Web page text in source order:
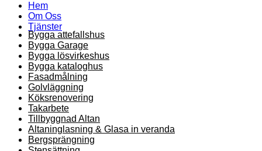
Hem
Om Oss
Tjänster
Bygga attefallshus
Bygga Garage
Bygga lösvirkeshus
Bygga kataloghus
Fasadmålning
Golvläggning
Köksrenovering
Takarbete
Tillbyggnad Altan
Altaninglasning & Glasa in veranda
Bergsprängning